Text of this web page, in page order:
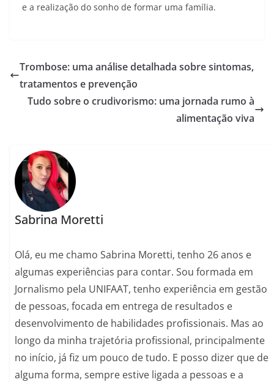
e a realização do sonho de formar uma família.
Trombose: uma análise detalhada sobre sintomas,
tratamentos e prevenção
Tudo sobre o crudivorismo: uma jornada rumo à
alimentação viva
Sabrina Moretti
Olá, eu me chamo Sabrina Moretti, tenho 26 anos e
algumas experiências para contar. Sou formada em
Jornalismo pela UNIFAAT, tenho experiência em gestão
de pessoas, focada em entrega de resultados e
desenvolvimento de habilidades profissionais. Mas ao
longo da minha trajetória profissional, principalmente
no início, já fiz um pouco de tudo. E posso dizer que de
alguma forma, sempre estive ligada a pessoas e a